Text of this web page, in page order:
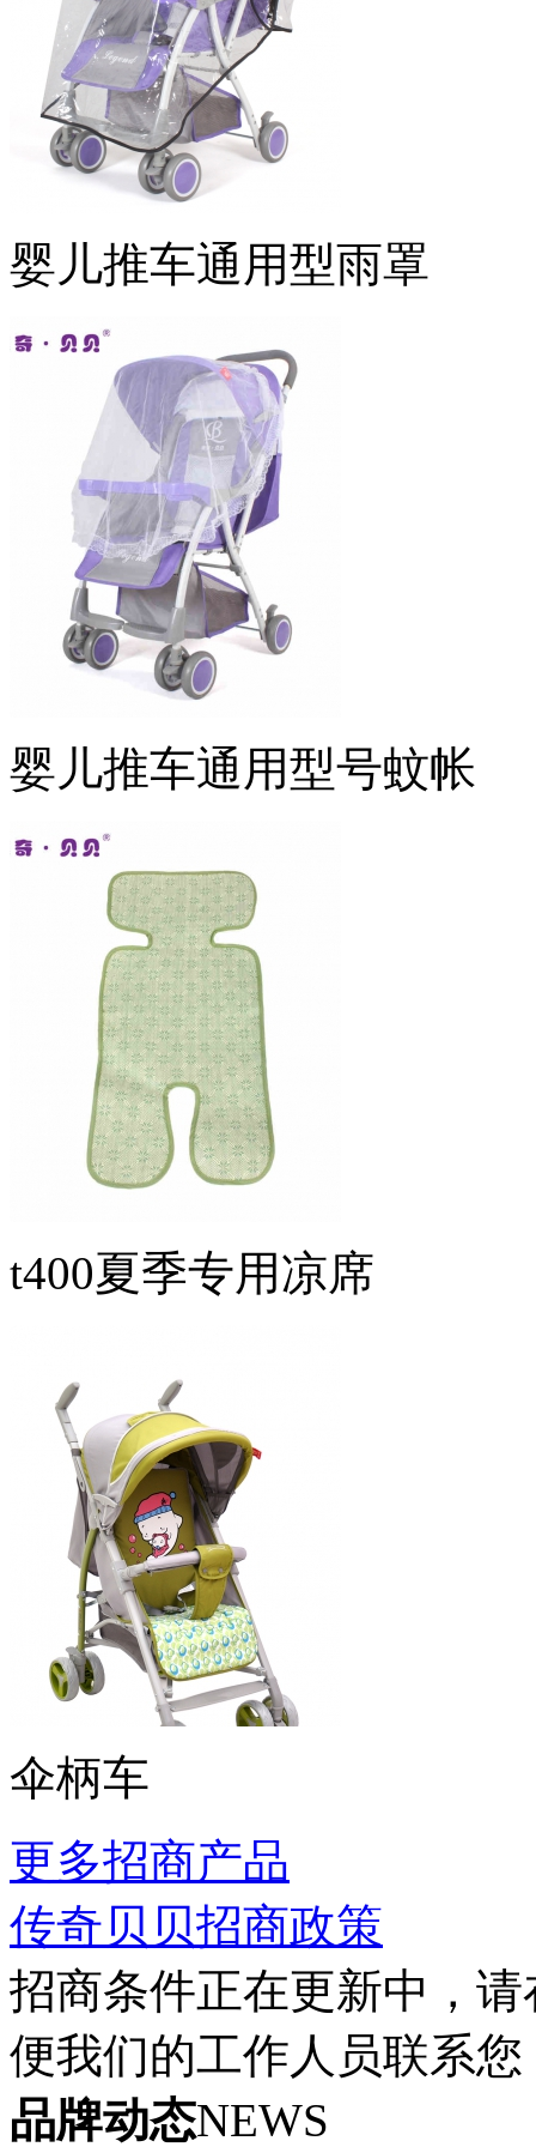
婴儿推车通用型雨罩
婴儿推车通用型号蚊帐
t400夏季专用凉席
伞柄车
更多招商产品
传奇贝贝招商政策
招商条件正在更新中，
便我们的工作人员联系
品牌动态NEWS